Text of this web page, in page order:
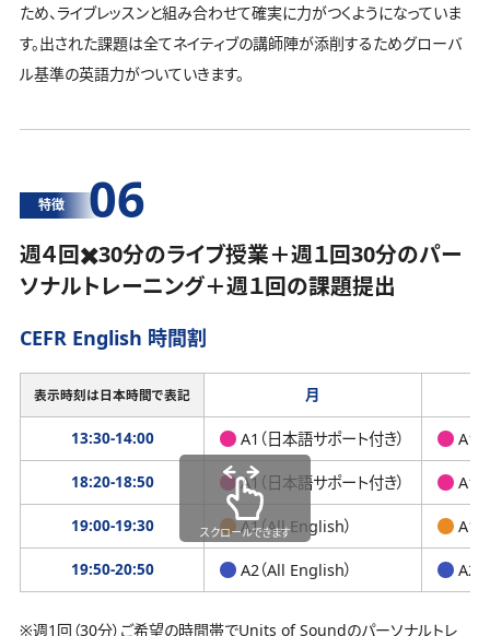
ため、ライブレッスンと組み合わせて確実に力がつくようになっていま
す。出された課題は全てネイティブの講師陣が添削するためグローバ
ル基準の英語力がついていきます。
特徴 06
週４回✖️30分のライブ授業＋週１回30分のパー
ソナルトレーニング＋週１回の課題提出
CEFR English 時間割
表示時刻は日本時間で表記 月
13:30-14:00 A1（日本語サポート付き） A1
18:20-18:50 A1（日本語サポート付き） A1
19:00-19:30 A1（All English） A1
19:50-20:50 A2（All English） A2
スクロールできます
※週1回（30分）ご希望の時間帯でUnits of Soundのパーソナルトレ